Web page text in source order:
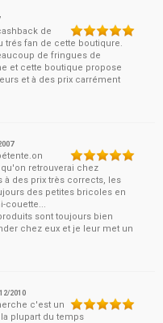
de
trés fan de cette boutiqure.
de fringues de
et cette boutique propose
et à des prix carrément
retrouverai chez
à des prix très corrects, les
des petites bricoles en
couette...
sont toujours bien
chez eux et je leur met un
2010
c'est un
plupart du temps